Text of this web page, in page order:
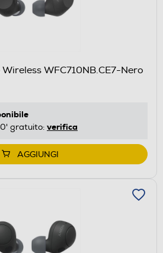
WFC710NB.CE7-Nero
gratuito: verifica
AGGIUNGI